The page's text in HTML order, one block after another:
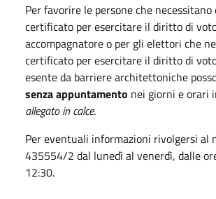
Per favorire le persone che necessitano
certificato per esercitare il diritto di
accompagnatore o per gli elettori che
certificato per esercitare il diritto di
esente da barriere architettoniche
senza appuntamento nei giorni e orari
allegato in calce.
Per eventuali informazioni rivolgersi al
435554/2 dal lunedì al venerdì, dalle
12:30.